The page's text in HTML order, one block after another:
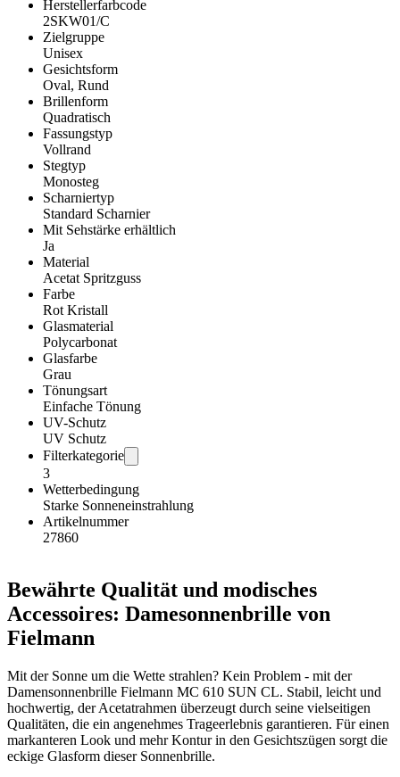
Herstellerfarbcode
2SKW01/C
Zielgruppe
Unisex
Gesichtsform
Oval, Rund
Brillenform
Quadratisch
Fassungstyp
Vollrand
Stegtyp
Monosteg
Scharniertyp
Standard Scharnier
Mit Sehstärke erhältlich
Ja
Material
Acetat Spritzguss
Farbe
Rot Kristall
Glasmaterial
Polycarbonat
Glasfarbe
Grau
Tönungsart
Einfache Tönung
UV-Schutz
UV Schutz
Filterkategorie
3
Wetterbedingung
Starke Sonneneinstrahlung
Artikelnummer
27860
Bewährte Qualität und modisches
Accessoires: Damesonnenbrille von
Fielmann
Mit der Sonne um die Wette strahlen? Kein Problem - mit der
Damensonnenbrille Fielmann MC 610 SUN CL. Stabil, leicht und
hochwertig, der Acetatrahmen überzeugt durch seine vielseitigen
Qualitäten, die ein angenehmes Trageerlebnis garantieren. Für einen
markanteren Look und mehr Kontur in den Gesichtszügen sorgt die
eckige Glasform dieser Sonnenbrille.